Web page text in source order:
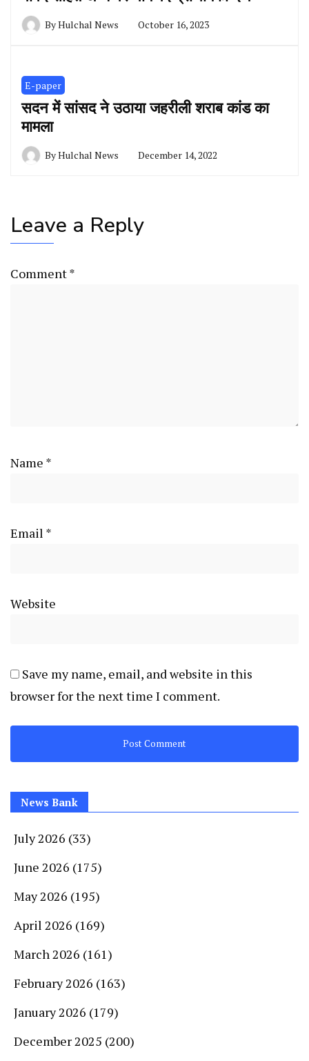
ByHulchal News October 16, 2023
E-paper
सदन में सांसद ने उठाया जहरीली शराब कांड का
मामला
ByHulchal News December 14, 2022
Leave a Reply
Comment*
Name *
Email *
Website
Save my name, email, and website in this
browser for the next time I comment.
News Bank
July 2026 (33)
June 2026 (175)
May 2026 (195)
April 2026 (169)
March 2026 (161)
February 2026 (163)
January 2026 (179)
December 2025 (200)